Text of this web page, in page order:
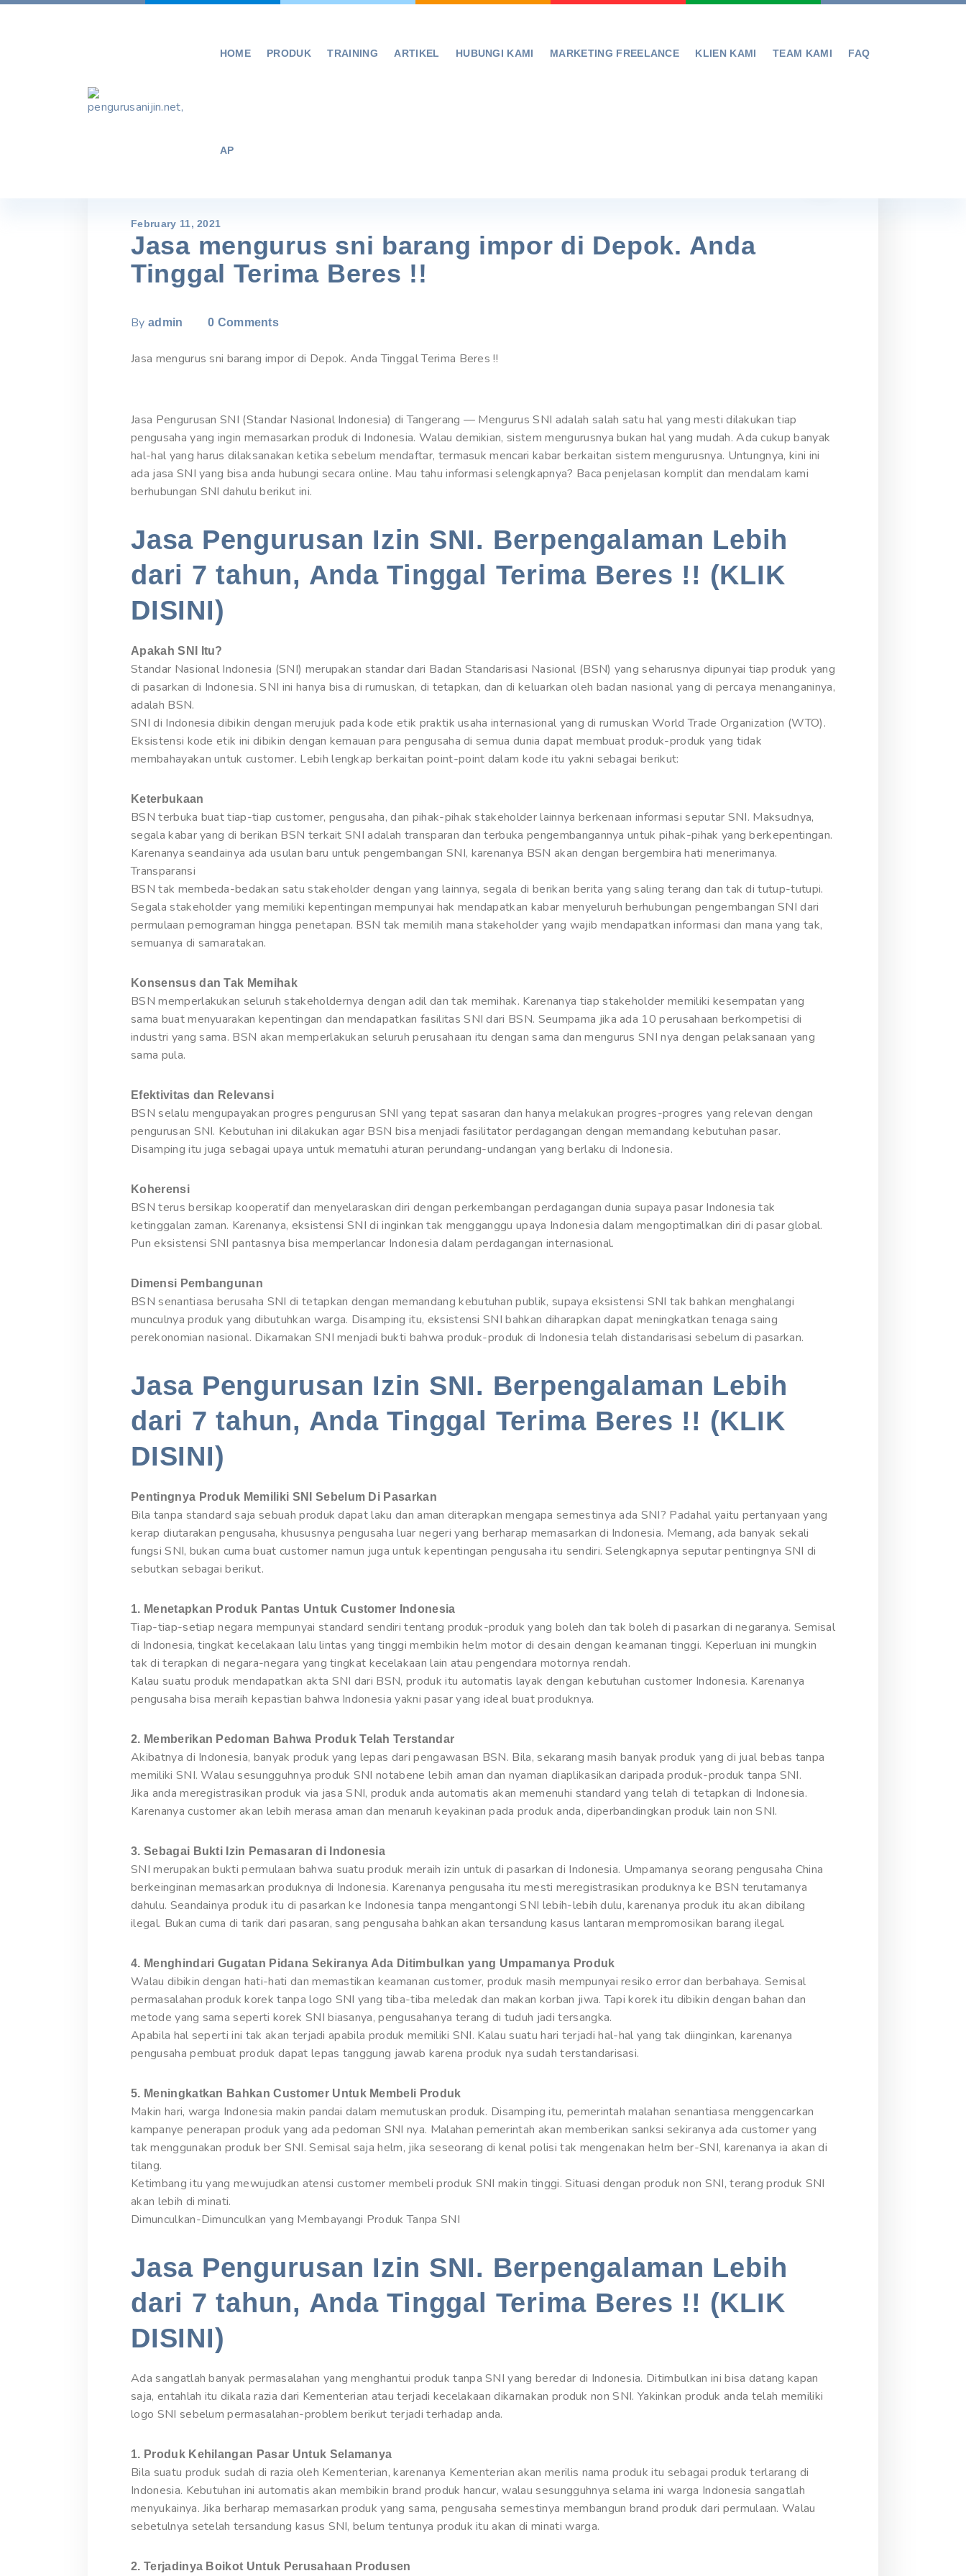
Skip
HOME PRODUK TRAINING ARTIKEL HUBUNGI KAMI MARKETING FREELANCE KLIEN KAMI TEAM KAMI FAQ
AP
February 11, 2021
Jasa mengurus sni barang impor di Depok. Anda
Tinggal Terima Beres !!
By admin 0 Comments
Jasa mengurus sni barang impor di Depok. Anda Tinggal Terima Beres !!
Jasa Pengurusan SNI (Standar Nasional Indonesia) di Tangerang — Mengurus SNI adalah salah satu hal yang mesti dilakukan tiap
pengusaha yang ingin memasarkan produk di Indonesia. Walau demikian, sistem mengurusnya bukan hal yang mudah. Ada cukup banyak
hal-hal yang harus dilaksanakan ketika sebelum mendaftar, termasuk mencari kabar berkaitan sistem mengurusnya. Untungnya, kini ini
ada jasa SNI yang bisa anda hubungi secara online. Mau tahu informasi selengkapnya? Baca penjelasan komplit dan mendalam kami
berhubungan SNI dahulu berikut ini.
Jasa Pengurusan Izin SNI. Berpengalaman Lebih
dari 7 tahun, Anda Tinggal Terima Beres !! (KLIK
DISINI)
Apakah SNI Itu?
Standar Nasional Indonesia (SNI) merupakan standar dari Badan Standarisasi Nasional (BSN) yang seharusnya dipunyai tiap produk yang
di pasarkan di Indonesia. SNI ini hanya bisa di rumuskan, di tetapkan, dan di keluarkan oleh badan nasional yang di percaya menanganinya,
adalah BSN.
SNI di Indonesia dibikin dengan merujuk pada kode etik praktik usaha internasional yang di rumuskan World Trade Organization (WTO).
Eksistensi kode etik ini dibikin dengan kemauan para pengusaha di semua dunia dapat membuat produk-produk yang tidak
membahayakan untuk customer. Lebih lengkap berkaitan point-point dalam kode itu yakni sebagai berikut:
Keterbukaan
BSN terbuka buat tiap-tiap customer, pengusaha, dan pihak-pihak stakeholder lainnya berkenaan informasi seputar SNI. Maksudnya,
segala kabar yang di berikan BSN terkait SNI adalah transparan dan terbuka pengembangannya untuk pihak-pihak yang berkepentingan.
Karenanya seandainya ada usulan baru untuk pengembangan SNI, karenanya BSN akan dengan bergembira hati menerimanya.
Transparansi
BSN tak membeda-bedakan satu stakeholder dengan yang lainnya, segala di berikan berita yang saling terang dan tak di tutup-tutupi.
Segala stakeholder yang memiliki kepentingan mempunyai hak mendapatkan kabar menyeluruh berhubungan pengembangan SNI dari
permulaan pemograman hingga penetapan. BSN tak memilih mana stakeholder yang wajib mendapatkan informasi dan mana yang tak,
semuanya di samaratakan.
Konsensus dan Tak Memihak
BSN memperlakukan seluruh stakeholdernya dengan adil dan tak memihak. Karenanya tiap stakeholder memiliki kesempatan yang
sama buat menyuarakan kepentingan dan mendapatkan fasilitas SNI dari BSN. Seumpama jika ada 10 perusahaan berkompetisi di
industri yang sama. BSN akan memperlakukan seluruh perusahaan itu dengan sama dan mengurus SNI nya dengan pelaksanaan yang
sama pula.
Efektivitas dan Relevansi
BSN selalu mengupayakan progres pengurusan SNI yang tepat sasaran dan hanya melakukan progres-progres yang relevan dengan
pengurusan SNI. Kebutuhan ini dilakukan agar BSN bisa menjadi fasilitator perdagangan dengan memandang kebutuhan pasar.
Disamping itu juga sebagai upaya untuk mematuhi aturan perundang-undangan yang berlaku di Indonesia.
Koherensi
BSN terus bersikap kooperatif dan menyelaraskan diri dengan perkembangan perdagangan dunia supaya pasar Indonesia tak
ketinggalan zaman. Karenanya, eksistensi SNI di inginkan tak mengganggu upaya Indonesia dalam mengoptimalkan diri di pasar global.
Pun eksistensi SNI pantasnya bisa memperlancar Indonesia dalam perdagangan internasional.
Dimensi Pembangunan
BSN senantiasa berusaha SNI di tetapkan dengan memandang kebutuhan publik, supaya eksistensi SNI tak bahkan menghalangi
munculnya produk yang dibutuhkan warga. Disamping itu, eksistensi SNI bahkan diharapkan dapat meningkatkan tenaga saing
perekonomian nasional. Dikarnakan SNI menjadi bukti bahwa produk-produk di Indonesia telah distandarisasi sebelum di pasarkan.
Jasa Pengurusan Izin SNI. Berpengalaman Lebih
dari 7 tahun, Anda Tinggal Terima Beres !! (KLIK
DISINI)
Pentingnya Produk Memiliki SNI Sebelum Di Pasarkan
Bila tanpa standard saja sebuah produk dapat laku dan aman diterapkan mengapa semestinya ada SNI? Padahal yaitu pertanyaan yang
kerap diutarakan pengusaha, khususnya pengusaha luar negeri yang berharap memasarkan di Indonesia. Memang, ada banyak sekali
fungsi SNI, bukan cuma buat customer namun juga untuk kepentingan pengusaha itu sendiri. Selengkapnya seputar pentingnya SNI di
sebutkan sebagai berikut.
1. Menetapkan Produk Pantas Untuk Customer Indonesia
Tiap-tiap-setiap negara mempunyai standard sendiri tentang produk-produk yang boleh dan tak boleh di pasarkan di negaranya. Semisal
di Indonesia, tingkat kecelakaan lalu lintas yang tinggi membikin helm motor di desain dengan keamanan tinggi. Keperluan ini mungkin
tak di terapkan di negara-negara yang tingkat kecelakaan lain atau pengendara motornya rendah.
Kalau suatu produk mendapatkan akta SNI dari BSN, produk itu automatis layak dengan kebutuhan customer Indonesia. Karenanya
pengusaha bisa meraih kepastian bahwa Indonesia yakni pasar yang ideal buat produknya.
2. Memberikan Pedoman Bahwa Produk Telah Terstandar
Akibatnya di Indonesia, banyak produk yang lepas dari pengawasan BSN. Bila, sekarang masih banyak produk yang di jual bebas tanpa
memiliki SNI. Walau sesungguhnya produk SNI notabene lebih aman dan nyaman diaplikasikan daripada produk-produk tanpa SNI.
Jika anda meregistrasikan produk via jasa SNI, produk anda automatis akan memenuhi standard yang telah di tetapkan di Indonesia.
Karenanya customer akan lebih merasa aman dan menaruh keyakinan pada produk anda, diperbandingkan produk lain non SNI.
3. Sebagai Bukti Izin Pemasaran di Indonesia
SNI merupakan bukti permulaan bahwa suatu produk meraih izin untuk di pasarkan di Indonesia. Umpamanya seorang pengusaha China
berkeinginan memasarkan produknya di Indonesia. Karenanya pengusaha itu mesti meregistrasikan produknya ke BSN terutamanya
dahulu. Seandainya produk itu di pasarkan ke Indonesia tanpa mengantongi SNI lebih-lebih dulu, karenanya produk itu akan dibilang
ilegal. Bukan cuma di tarik dari pasaran, sang pengusaha bahkan akan tersandung kasus lantaran mempromosikan barang ilegal.
4. Menghindari Gugatan Pidana Sekiranya Ada Ditimbulkan yang Umpamanya Produk
Walau dibikin dengan hati-hati dan memastikan keamanan customer, produk masih mempunyai resiko error dan berbahaya. Semisal
permasalahan produk korek tanpa logo SNI yang tiba-tiba meledak dan makan korban jiwa. Tapi korek itu dibikin dengan bahan dan
metode yang sama seperti korek SNI biasanya, pengusahanya terang di tuduh jadi tersangka.
Apabila hal seperti ini tak akan terjadi apabila produk memiliki SNI. Kalau suatu hari terjadi hal-hal yang tak diinginkan, karenanya
pengusaha pembuat produk dapat lepas tanggung jawab karena produk nya sudah terstandarisasi.
5. Meningkatkan Bahkan Customer Untuk Membeli Produk
Makin hari, warga Indonesia makin pandai dalam memutuskan produk. Disamping itu, pemerintah malahan senantiasa menggencarkan
kampanye penerapan produk yang ada pedoman SNI nya. Malahan pemerintah akan memberikan sanksi sekiranya ada customer yang
tak menggunakan produk ber SNI. Semisal saja helm, jika seseorang di kenal polisi tak mengenakan helm ber-SNI, karenanya ia akan di
tilang.
Ketimbang itu yang mewujudkan atensi customer membeli produk SNI makin tinggi. Situasi dengan produk non SNI, terang produk SNI
akan lebih di minati.
Dimunculkan-Dimunculkan yang Membayangi Produk Tanpa SNI
Jasa Pengurusan Izin SNI. Berpengalaman Lebih
dari 7 tahun, Anda Tinggal Terima Beres !! (KLIK
DISINI)
Ada sangatlah banyak permasalahan yang menghantui produk tanpa SNI yang beredar di Indonesia. Ditimbulkan ini bisa datang kapan
saja, entahlah itu dikala razia dari Kementerian atau terjadi kecelakaan dikarnakan produk non SNI. Yakinkan produk anda telah memiliki
logo SNI sebelum permasalahan-problem berikut terjadi terhadap anda.
1. Produk Kehilangan Pasar Untuk Selamanya
Bila suatu produk sudah di razia oleh Kementerian, karenanya Kementerian akan merilis nama produk itu sebagai produk terlarang di
Indonesia. Kebutuhan ini automatis akan membikin brand produk hancur, walau sesungguhnya selama ini warga Indonesia sangatlah
menyukainya. Jika berharap memasarkan produk yang sama, pengusaha semestinya membangun brand produk dari permulaan. Walau
sebetulnya setelah tersandung kasus SNI, belum tentunya produk itu akan di minati warga.
2. Terjadinya Boikot Untuk Perusahaan Produsen